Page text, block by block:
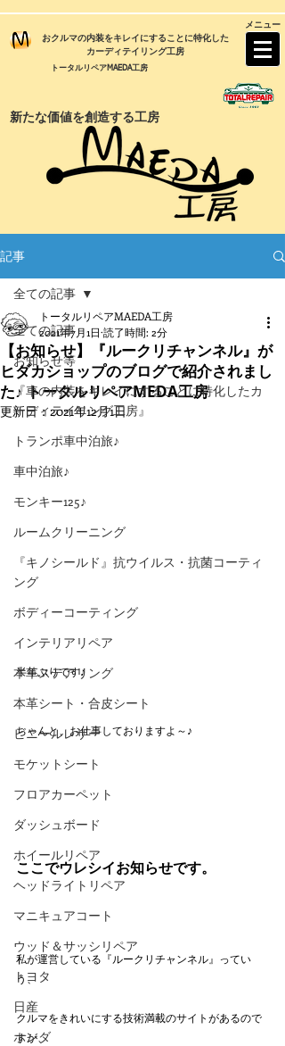
メニュー
おクルマの内装をキレイにすることに特化した
カーディテイリング工房
トータルリペアMAEDA工房
新たな価値を創造する工房
記事
全ての記事
お知らせ等
『車の内装をキレイにすることに特化したカ
ーディテイリング工房』
トランポ車中泊旅♪
車中泊旅♪
モンキー125♪
ルームクリーニング
『キノシールド』抗ウイルス・抗菌コーティ
ング
ボディーコーティング
インテリアリペア
本革ステアリング
本革シート・合皮シート
ビニールレザー
モケットシート
フロアカーペット
ダッシュボード
ホイールリペア
ヘッドライトリペア
マニキュアコート
ウッド＆サッシリペア
トヨタ
日産
ホンダ
全ての記事
【お知らせ】『ルークリチャンネル』が
ヒダカショップのブログで紹介されまし
た♪ トータルリペアMEDA工房
トータルリペアMAEDA工房
2021年7月1日 読了時間: 2分
更新日：2021年12月1日
半年ぶりです♪
ちゃんと、お仕事しておりますよ～♪
ここでウレシイお知らせです。
私が運営している『ルークリチャンネル』ってい
う、
クルマをきれいにする技術満載のサイトがあるので
すが、